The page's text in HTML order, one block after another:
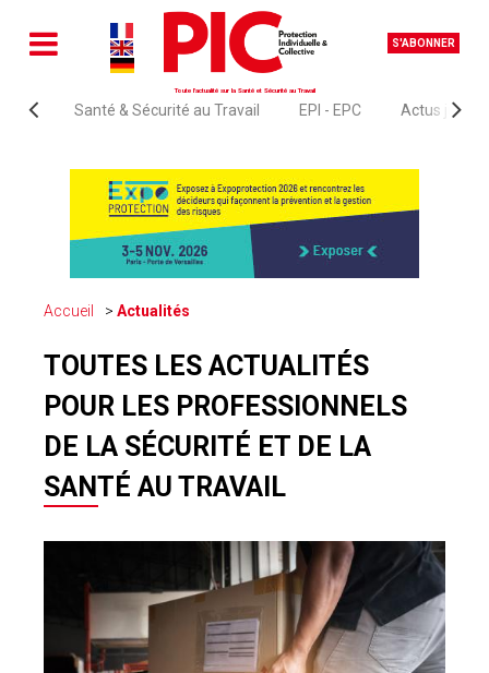
S'ABONNER
Toute l'actualité sur la Santé et Sécurité au Travail
Santé & Sécurité au Travail EPI - EPC Actus
Accueil Actualités
TOUTES LES ACTUALITÉS
POUR LES PROFESSIONNELS
DE LA SÉCURITÉ ET DE LA
SANTÉ AU TRAVAIL